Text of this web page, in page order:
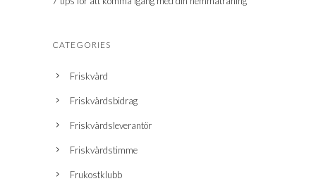
CATEGORIES
Friskvård
Friskvårdsbidrag
Friskvårdsleverantör
Friskvårdstimme
Frukostklubb